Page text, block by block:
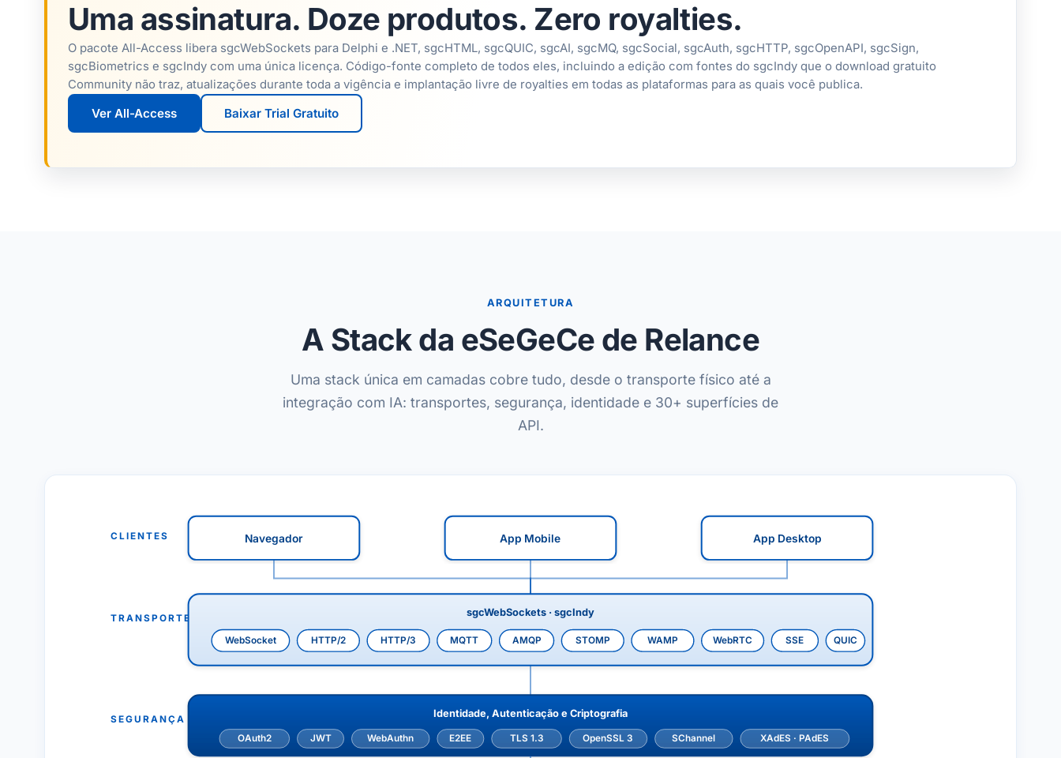
Uma assinatura. Doze produtos. Zero royalties.
O pacote All-Access libera sgcWebSockets para Delphi e .NET, sgcHTML, sgcQUIC, sgcAI, sgcMQ, sgcSocial, sgcAuth, sgcHTTP, sgcOpenAPI, sgcSign,
sgcBiometrics e sgcIndy com uma única licença. Código-fonte completo de todos eles, incluindo a edição com fontes do sgcIndy que o download gratuito
Community não traz, atualizações durante toda a vigência e implantação livre de royalties em todas as plataformas para as quais você publica.
Ver All-Access Baixar Trial Gratuito
ARQUITETURA
A Stack da eSeGeCe de Relance
Uma stack única em camadas cobre tudo, desde o transporte físico até a
integração com IA: transportes, segurança, identidade e 30+ superfícies de
API.
CLIENTES Navegador App Mobile App Desktop
TRANSPORTE sgcWebSockets · sgcIndy
WebSocket HTTP/2 HTTP/3 MQTT AMQP STOMP WAMP WebRTC SSE QUIC
SEGURANÇA Identidade, Autenticação e Criptografia
OAuth2 JWT WebAuthn E2EE TLS 1.3 OpenSSL 3 SChannel XAdES · PAdES